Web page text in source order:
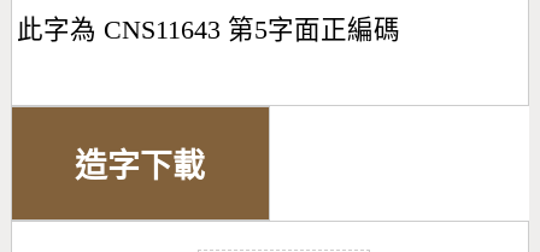
此字為 CNS11643 第5字面正編碼
造字下載